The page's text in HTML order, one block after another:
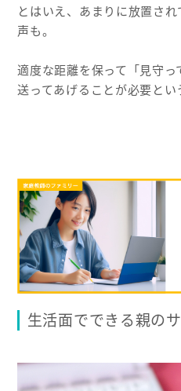
とはいえ、あまりに放置さ
声も。
適度な距離を保って「見守
送ってあげることが必要とい
生活面でできる親の